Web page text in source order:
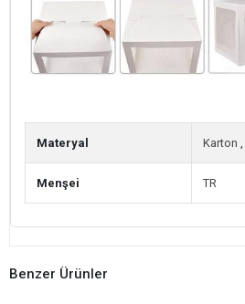
Materyal Karton ,
Menşei TR
Benzer Ürünler